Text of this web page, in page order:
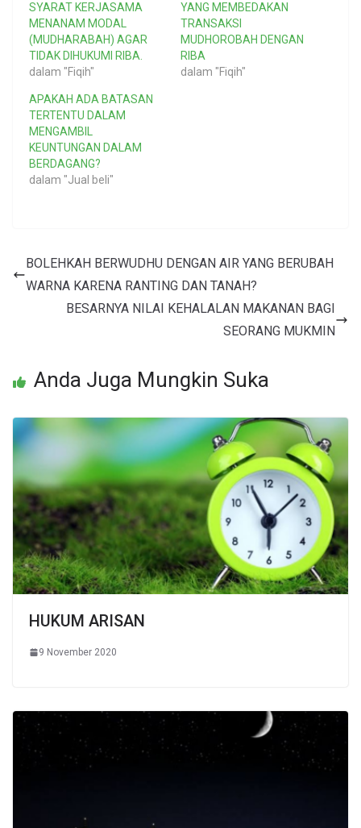
SYARAT KERJASAMA
MENANAM MODAL
(MUDHARABAH) AGAR
TIDAK DIHUKUMI RIBA.
dalam "Fiqih"
YANG MEMBEDAKAN
TRANSAKSI
MUDHOROBAH DENGAN
RIBA
dalam "Fiqih"
APAKAH ADA BATASAN
TERTENTU DALAM
MENGAMBIL
KEUNTUNGAN DALAM
BERDAGANG?
dalam "Jual beli"
BOLEHKAH BERWUDHU DENGAN AIR YANG BERUBAH
WARNA KARENA RANTING DAN TANAH?
BESARNYA NILAI KEHALALAN MAKANAN BAGI
SEORANG MUKMIN
Anda Juga Mungkin Suka
HUKUM ARISAN
9 November 2020